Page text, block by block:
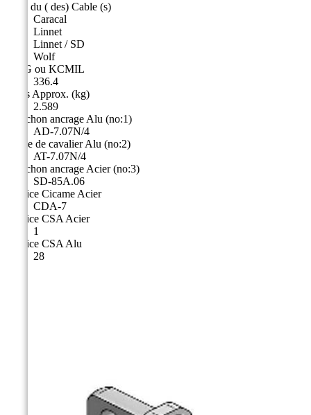
Nom du ( des) Cable (s)
Caracal
Linnet
Linnet / SD
Wolf
AWG ou KCMIL
336.4
Poids Approx. (kg)
2.589
Manchon ancrage Alu (no:1)
AD-7.07N/4
Borne de cavalier Alu (no:2)
AT-7.07N/4
Manchon ancrage Acier (no:3)
SD-85A.06
Matrice Cicame Acier
CDA-7
Matrice CSA Acier
1
Matrice CSA Alu
28